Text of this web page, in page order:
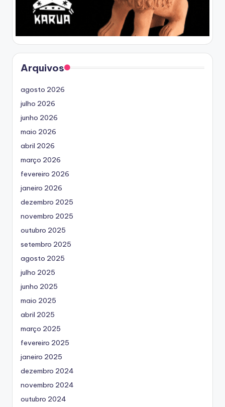
Arquivos
agosto 2026
julho 2026
junho 2026
maio 2026
abril 2026
março 2026
fevereiro 2026
janeiro 2026
dezembro 2025
novembro 2025
outubro 2025
setembro 2025
agosto 2025
julho 2025
junho 2025
maio 2025
abril 2025
março 2025
fevereiro 2025
janeiro 2025
dezembro 2024
novembro 2024
outubro 2024